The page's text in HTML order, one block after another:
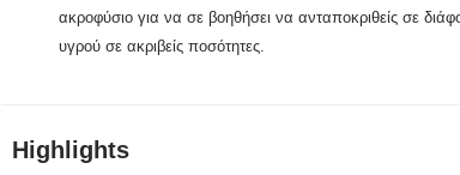
ακροφύσιο για να σε βοηθήσει να ανταποκριθείς σε
υγρού σε ακριβείς ποσότητες.
Highlights